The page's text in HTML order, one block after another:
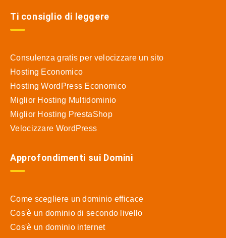
Ti consiglio di leggere
Consulenza gratis per velocizzare un sito
Hosting Economico
Hosting WordPress Economico
Miglior Hosting Multidominio
Miglior Hosting PrestaShop
Velocizzare WordPress
Approfondimenti sui Domini
Come scegliere un dominio efficace
Cos'è un dominio di secondo livello
Cos'è un dominio internet